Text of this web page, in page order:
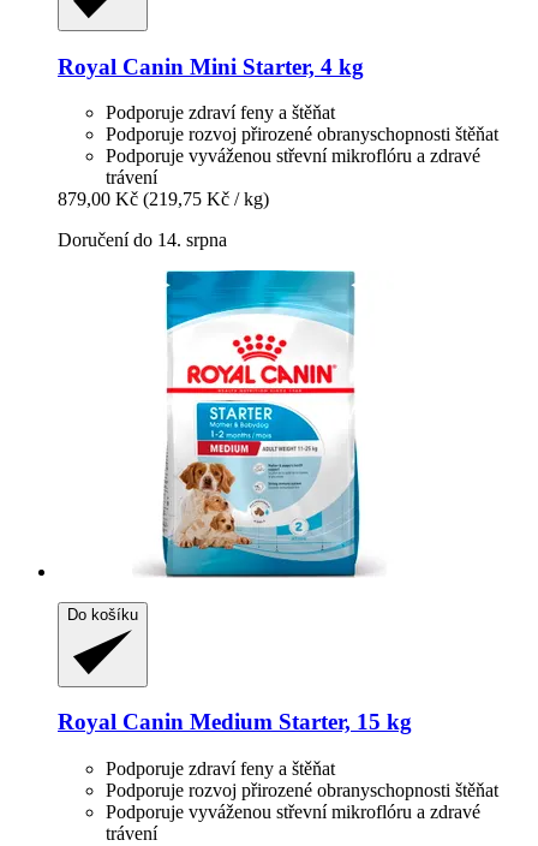
Royal Canin Mini Starter, 4 kg
Podporuje zdraví feny a štěňat
Podporuje rozvoj přirozené obranyschopnosti štěňat
Podporuje vyváženou střevní mikroflóru a zdravé
trávení
879,00 Kč (219,75 Kč / kg)
Doručení do 14. srpna
Do košíku
Royal Canin Medium Starter, 15 kg
Podporuje zdraví feny a štěňat
Podporuje rozvoj přirozené obranyschopnosti štěňat
Podporuje vyváženou střevní mikroflóru a zdravé
trávení